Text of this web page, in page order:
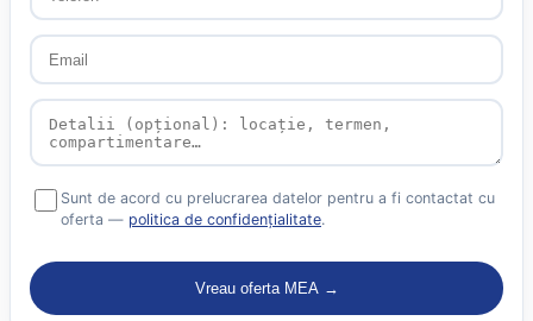
Sunt de acord cu prelucrarea datelor pentru a fi contactat cu
oferta — politica de confidențialitate.
Vreau oferta MEA →